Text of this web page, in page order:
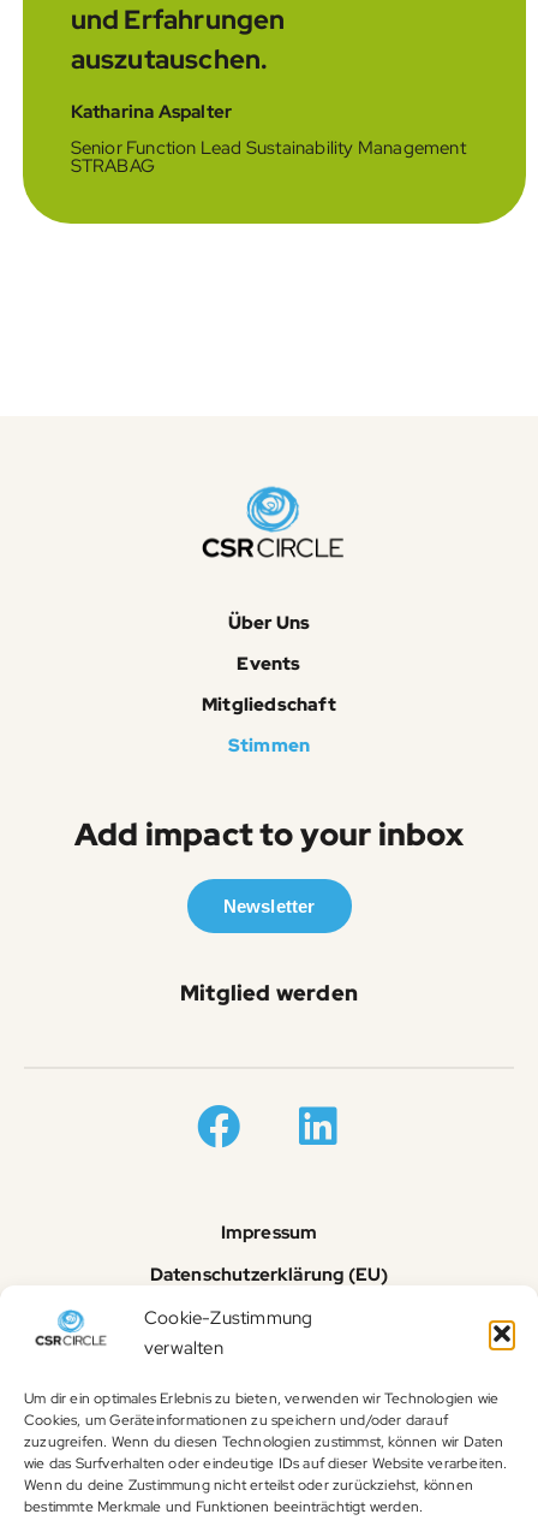
Cookie-Zustimmung
verwalten
Um dir ein optimales Erlebnis zu bieten, verwenden wir Technologien wie
Cookies, um Geräteinformationen zu speichern und/oder darauf
zuzugreifen. Wenn du diesen Technologien zustimmst, können wir Daten
wie das Surfverhalten oder eindeutige IDs auf dieser Website verarbeiten.
Wenn du deine Zustimmung nicht erteilst oder zurückziehst, können
bestimmte Merkmale und Funktionen beeinträchtigt werden.
und Erfahrungen
auszutauschen.
Katharina Aspalter
Senior Function Lead Sustainability Management
STRABAG
Über Uns
Events
Mitgliedschaft
Stimmen
Add impact to your inbox
Newsletter
Mitglied werden
Impressum
Datenschutzerklärung (EU)
Cookie-Richtlinie (EU)
© 2023 CSR Circle